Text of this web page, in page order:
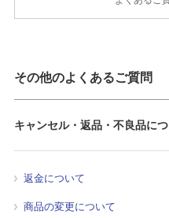
その他のよくあるご質問
キャンセル・返品・不良品に
返金について
商品の変更について